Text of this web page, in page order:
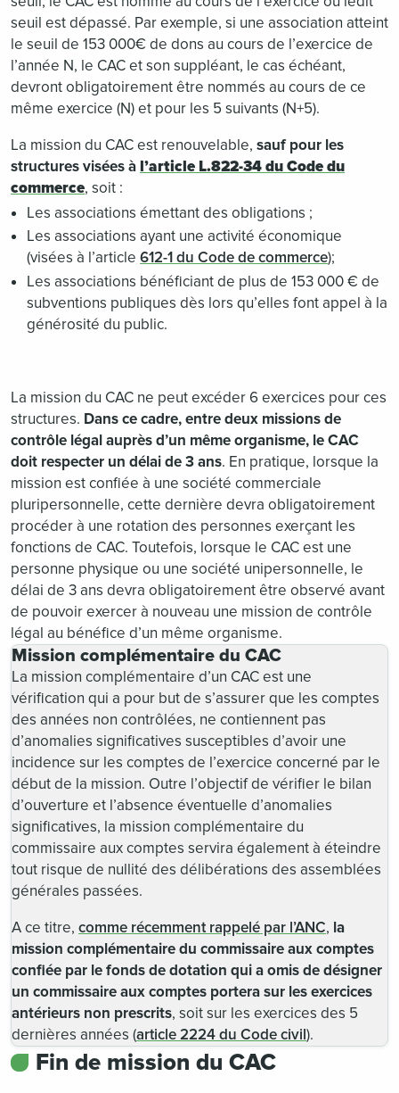
seuil est dépassé. Par exemple, si une association atteint
le seuil de 153 000€ de dons au cours de l’exercice de
l’année N, le CAC et son suppléant, le cas échéant,
devront obligatoirement être nommés au cours de ce
même exercice (N) et pour les 5 suivants (N+5).
La mission du CAC est renouvelable, sauf pour les
structures visées àl’article L.822-34 du Code du
commerce, soit :
Les associations émettant des obligations ;
Les associations ayant une activité économique
(visées à l’article 612-1 du Code de commerce);
Les associations bénéficiant de plus de 153 000 € de
subventions publiques dès lors qu’elles font appel à la
générosité du public.
La mission du CAC ne peut excéder 6 exercices pour ces
structures. Dans ce cadre, entre deux missions de
contrôle légal auprès d’un même organisme, le CAC
doit respecter un délai de 3 ans. En pratique, lorsque la
mission est confiée à une société commerciale
pluripersonnelle, cette dernière devra obligatoirement
procéder à une rotation des personnes exerçant les
fonctions de CAC. Toutefois, lorsque le CAC est une
personne physique ou une société unipersonnelle, le
délai de 3 ans devra obligatoirement être observé avant
de pouvoir exercer à nouveau une mission de contrôle
légal au bénéfice d’un même organisme.
Mission complémentaire du CAC
La mission complémentaire d’un CAC est une
vérification qui a pour but de s’assurer que les comptes
des années non contrôlées, ne contiennent pas
d’anomalies significatives susceptibles d’avoir une
incidence sur les comptes de l’exercice concerné par le
début de la mission. Outre l’objectif de vérifier le bilan
d’ouverture et l’absence éventuelle d’anomalies
significatives, la mission complémentaire du
commissaire aux comptes servira également à éteindre
tout risque de nullité des délibérations des assemblées
générales passées.
A ce titre, comme récemment rappelé par l’ANC, la
mission complémentaire du commissaire aux comptes
confiée par le fonds de dotation qui a omis de désigner
un commissaire aux comptes portera sur les exercices
antérieurs non prescrits, soit sur les exercices des 5
dernières années (article 2224 du Code civil).
Fin de mission du CAC